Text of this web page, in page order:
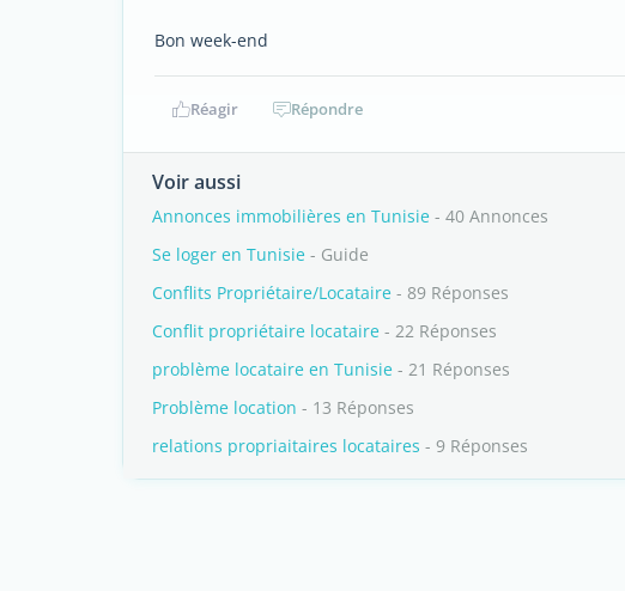
Bon week-end
Réagir Répondre
Voir aussi
Annonces immobilières en Tunisie - 40 Annonces
Se loger en Tunisie - Guide
Conflits Propriétaire/Locataire - 89 Réponses
Conflit propriétaire locataire - 22 Réponses
problème locataire en Tunisie - 21 Réponses
Problème location - 13 Réponses
relations propriaitaires locataires - 9 Réponses